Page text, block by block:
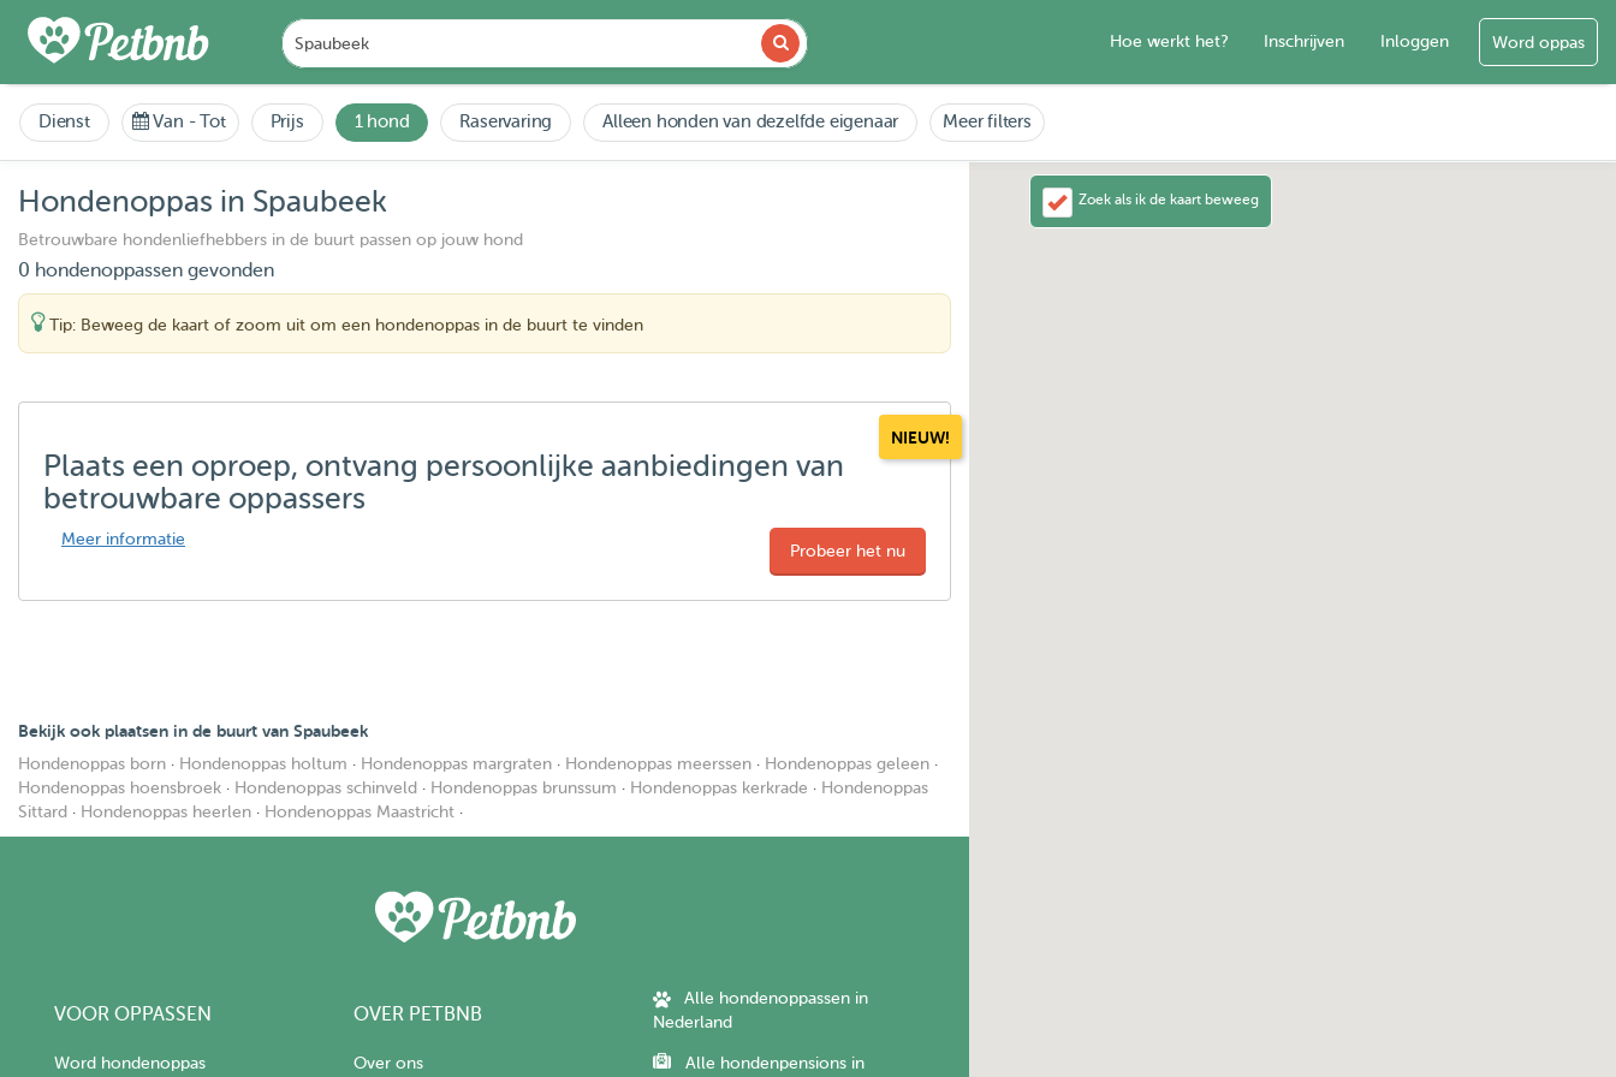
Hoe werkt het? Inschrijven Inloggen Word oppas
Dienst Van -Tot Prijs 1 hond Raservaring Alleen honden van dezelfde eigenaar Meer filters
Hondenoppas in Spaubeek
Betrouwbare hondenliefhebbers in de buurt passen op jouw hond
0 hondenoppassen gevonden
Tip: Beweeg de kaart of zoom uit om een hondenoppas in de buurt te vinden
NIEUW!
Plaats een oproep, ontvang persoonlijke aanbiedingen van
betrouwbare oppassers
Meer informatie
Probeer het nu
Bekijk ook plaatsen in de buurt van Spaubeek
Hondenoppas born · Hondenoppas holtum · Hondenoppas margraten · Hondenoppas meerssen · Hondenoppas geleen ·
Hondenoppas hoensbroek · Hondenoppas schinveld · Hondenoppas brunssum · Hondenoppas kerkrade · Hondenoppas
Sittard · Hondenoppas heerlen · Hondenoppas Maastricht ·
VOOR OPPASSEN
Word hondenoppas
OVER PETBNB
Over ons
Alle hondenoppassen in
Nederland
Alle hondenpensions in
Zoek als ik de kaart beweeg